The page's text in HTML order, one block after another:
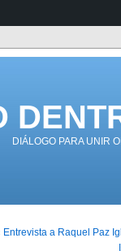
DIÁLOGO PARA UNIR
Entrevista a Raquel Paz